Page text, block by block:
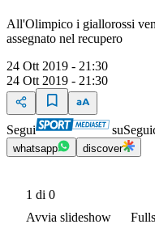
All'Olimpico i giallorossi
assegnato nel recupero
24 Ott 2019 - 21:30
24 Ott 2019 - 21:30
Segui su
whatsapp discover
1 di 0
Avvia slideshow